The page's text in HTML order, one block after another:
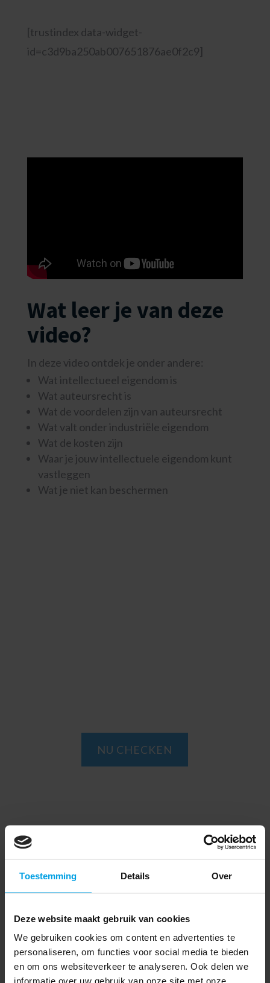
Toestemming Details Over
Deze website maakt gebruik van cookies
We gebruiken cookies om content en advertenties te
personaliseren, om functies voor social media te bieden
en om ons websiteverkeer te analyseren. Ook delen we
informatie over uw gebruik van onze site met onze
[trustindex data-widget-
id=c3d9ba250ab007651876ae0f2c9]
Wat leer je van deze
video?
In deze video ontdek je onder andere:
Wat intellectueel eigendom is
Wat auteursrecht is
Wat de voordelen zijn van auteursrecht
Wat valt onder industriële eigendom
Wat de kosten zijn
Waar je jouw intellectuele eigendom kunt
vastleggen
Wat je niet kan beschermen
NU CHECKEN
Deze bescherming vraag je aan voor chips.
in huishoudelijke apparaten, computers en
machines. Je kunt je chip enkel beschermen